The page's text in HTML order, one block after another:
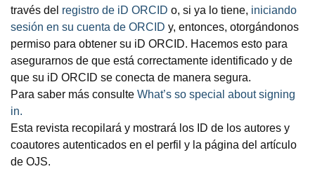
través del registro de iD ORCID o, si ya lo tiene, iniciando
sesión en su cuenta de ORCID y, entonces, otorgándonos
permiso para obtener su iD ORCID. Hacemos esto para
asegurarnos de que está correctamente identificado y de
que su iD ORCID se conecta de manera segura.
Para saber más consulte What’s so special about signing
in.
Esta revista recopilará y mostrará los ID de los autores y
coautores autenticados en el perfil y la página del artículo
de OJS.